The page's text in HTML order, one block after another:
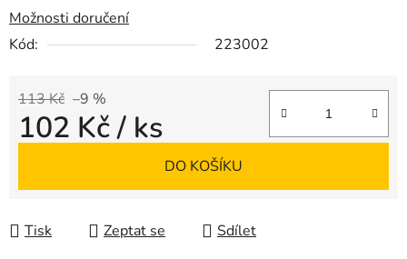
Možnosti doručení
Kód:
223002
113 Kč –9 %
102 Kč/ ks
DO KOŠÍKU
Tisk Zeptat se Sdílet